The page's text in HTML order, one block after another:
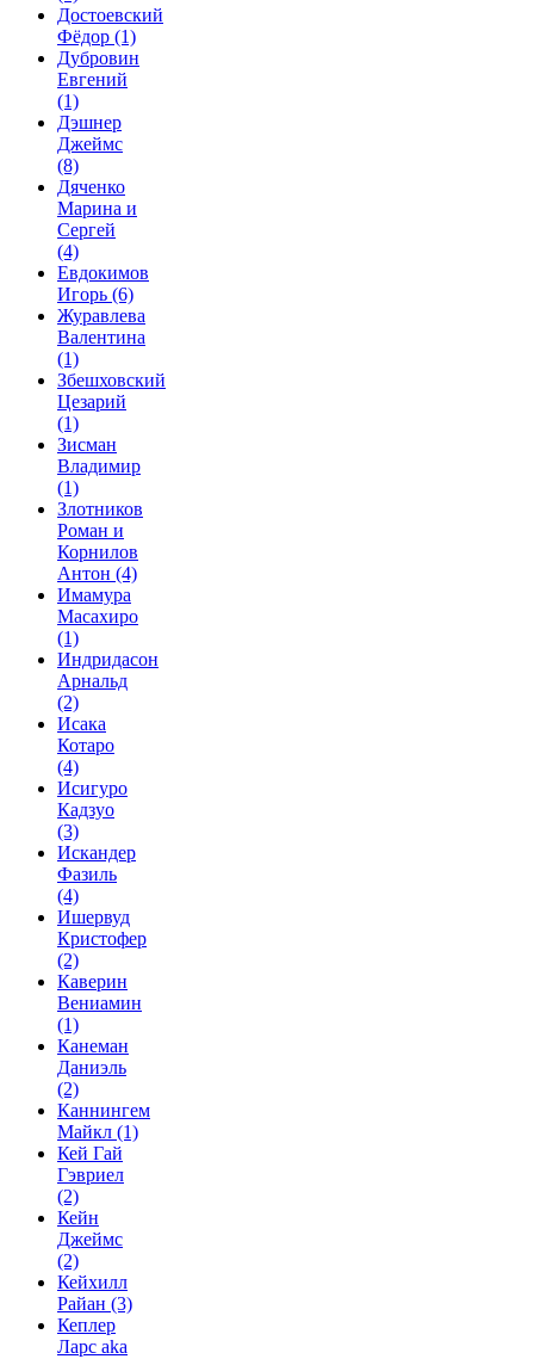
Достоевский
Фёдор (1)
Дубровин
Евгений
(1)
Дэшнер
Джеймс
(8)
Дяченко
Марина и
Сергей
(4)
Евдокимов
Игорь (6)
Журавлева
Валентина
(1)
Збешховский
Цезарий
(1)
Зисман
Владимир
(1)
Злотников
Роман и
Корнилов
Антон (4)
Имамура
Масахиро
(1)
Индридасон
Арнальд
(2)
Исака
Котаро
(4)
Исигуро
Кадзуо
(3)
Искандер
Фазиль
(4)
Ишервуд
Кристофер
(2)
Каверин
Вениамин
(1)
Канеман
Даниэль
(2)
Каннингем
Майкл (1)
Кей Гай
Гэвриел
(2)
Кейн
Джеймс
(2)
Кейхилл
Райан (3)
Кеплер
Ларс aka